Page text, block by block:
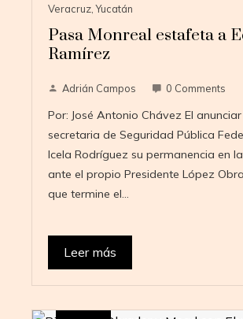
Veracruz ,Yucatán
Pasa Monreal estafeta a
Ramírez
Adrián Campos 0 Comments
Por: José Antonio Chávez El
secretaria de Seguridad Pública
Icela Rodríguez su permanencia en
ante el propio Presidente López
que termine el…
Leer más